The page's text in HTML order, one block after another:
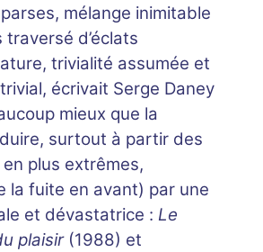
mélange inimitable
d’éclats
trivialité assumée et
écrivait Serge Daney
mieux que la
surtout à partir des
plus extrêmes,
la fuite en avant) par une
et dévastatrice :Le
plaisir (1988) et